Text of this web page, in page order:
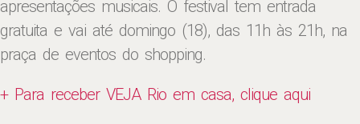
apresentações musicais. O festival tem entrada
gratuita e vai até domingo (18), das 11h às 21h, na
praça de eventos do shopping.
+ Para receber VEJA Rio em casa, clique aqui